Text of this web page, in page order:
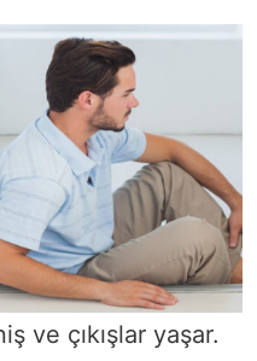
ve çıkışlar yaşar.